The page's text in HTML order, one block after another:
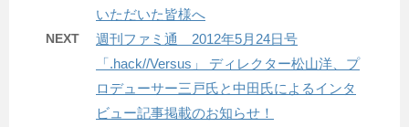
いただいた皆様へ
NEXT
週刊ファミ通 2012年5月24日号
「.hack//Versus」 ディレクター松山洋、プ
ロデューサー三戸氏と中田氏によるインタ
ビュー記事掲載のお知らせ！